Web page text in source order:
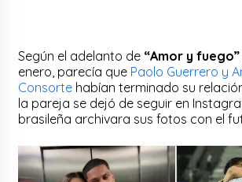
Según el adelanto de “Amor y fuego”
enero, parecía que Paolo Guerrero y
Consorte habían terminado su
la pareja se dejó de seguir en
brasileña archivara sus fotos con el